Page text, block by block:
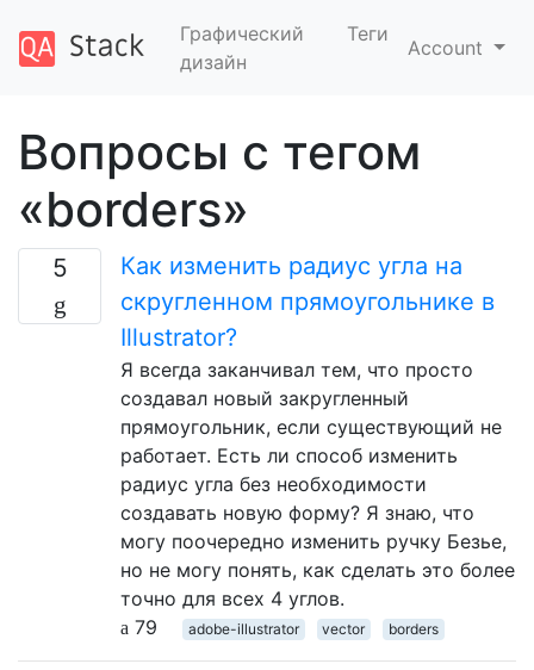
Графический
дизайн
Теги
Account
Вопросы с тегом
«borders»
5
Как изменить радиус угла на
скругленном прямоугольнике в
Illustrator?
Я всегда заканчивал тем, что просто
создавал новый закругленный
прямоугольник, если существующий не
работает. Есть ли способ изменить
радиус угла без необходимости
создавать новую форму? Я знаю, что
могу поочередно изменить ручку Безье,
но не могу понять, как сделать это более
точно для всех 4 углов.
79
adobe-illustrator vector borders